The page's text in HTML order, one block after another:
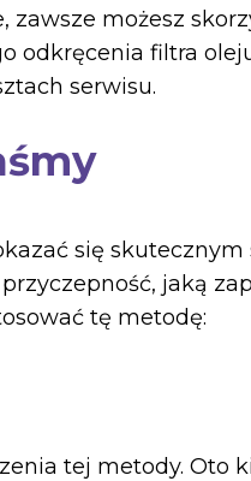
możesz
odkręcenia filtra
serwisu.
się skutecznym
jaką
tę metodę:
tej metody. Oto